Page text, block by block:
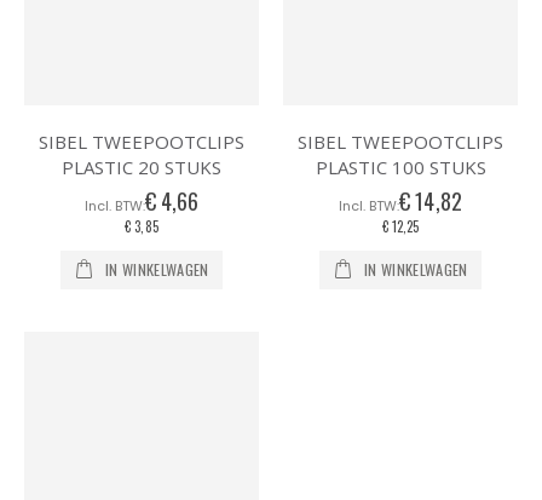
SIBEL TWEEPOOTCLIPS
PLASTIC 20 STUKS
€ 4,66
€ 3,85
IN WINKELWAGEN
SIBEL TWEEPOOTCLIPS
PLASTIC 100 STUKS
€ 14,82
€ 12,25
IN WINKELWAGEN